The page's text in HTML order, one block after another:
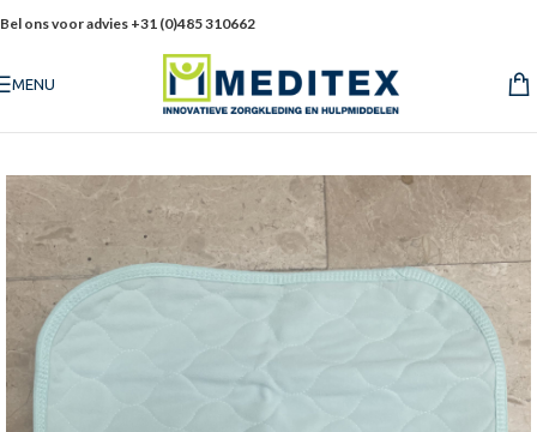
Bel ons voor advies +31 (0)485 310662
MENU